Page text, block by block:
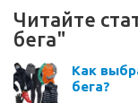
Читайте
бега"
Как
бега?